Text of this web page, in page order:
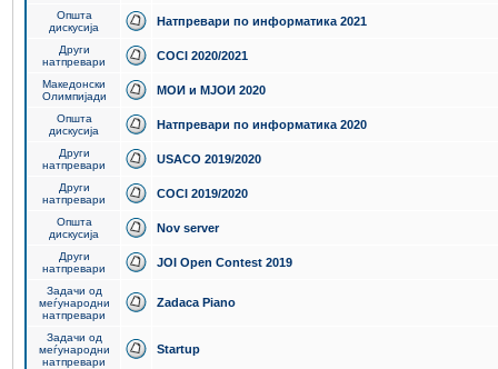
Општа
дискусија
Натпревари по информатика 2021
Други
натпревари
COCI 2020/2021
Македонски
Олимпијади
МОИ и МЈОИ 2020
Општа
дискусија
Натпревари по информатика 2020
Други
натпревари
USACO 2019/2020
Други
натпревари
COCI 2019/2020
Општа
дискусија
Nov server
Други
натпревари
JOI Open Contest 2019
Задачи од
меѓународни
натпревари
Zadaca Piano
Задачи од
меѓународни
натпревари
Startup